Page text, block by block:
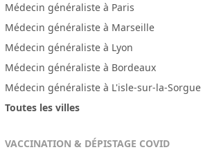
Médecin généraliste à Paris
Médecin généraliste à Marseille
Médecin généraliste à Lyon
Médecin généraliste à Bordeaux
Médecin généraliste à L'isle-sur-la-Sorgue
Toutes les villes
VACCINATION & DÉPISTAGE COVID